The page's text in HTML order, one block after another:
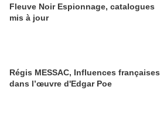
Fleuve Noir Espionnage, catalogues
mis à jour
Régis MESSAC, Influences françaises
dans l’œuvre d'Edgar Poe